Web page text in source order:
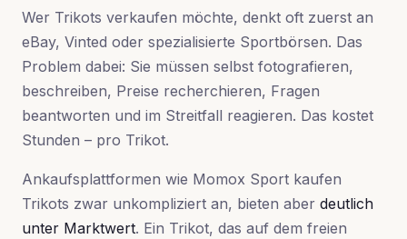
Wer Trikots verkaufen möchte, denkt oft zuerst an
eBay, Vinted oder spezialisierte Sportbörsen. Das
Problem dabei: Sie müssen selbst fotografieren,
beschreiben, Preise recherchieren, Fragen
beantworten und im Streitfall reagieren. Das kostet
Stunden – pro Trikot.
Ankaufsplattformen wie Momox Sport kaufen
Trikots zwar unkompliziert an, bieten aber deutlich
unter Marktwert. Ein Trikot, das auf dem freien